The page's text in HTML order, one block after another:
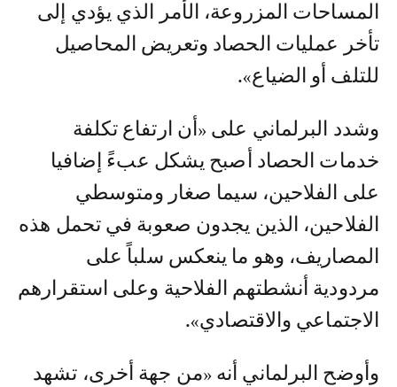
المساحات المزروعة، الأمر الذي يؤدي إلى
تأخر عمليات الحصاد وتعريض المحاصيل
للتلف أو الضياع».
وشدد البرلماني على «أن ارتفاع تكلفة
خدمات الحصاد أصبح يشكل عبءً إضافيا
على الفلاحين، سيما صغار ومتوسطي
الفلاحين، الذين يجدون صعوبة في تحمل هذه
المصاريف، وهو ما ينعكس سلباً على
مردودية أنشطتهم الفلاحية وعلى استقرارهم
الاجتماعي والاقتصادي».
وأوضح البرلماني أنه «من جهة أخرى، تشهد